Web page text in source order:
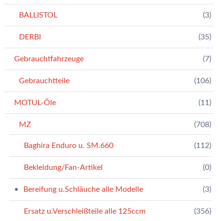
BALLISTOL (3)
DERBI (35)
Gebrauchtfahrzeuge (7)
Gebrauchtteile (106)
MOTUL-Öle (11)
MZ (708)
Baghira Enduro u. SM.660 (112)
Bekleidung/Fan-Artikel (0)
Bereifung u.Schläuche alle Modelle (3)
Ersatz u.Verschleißteile alle 125ccm (356)